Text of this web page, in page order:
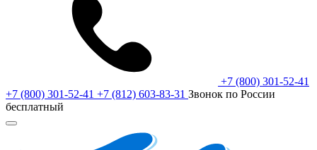
+7 (800) 301-52-41
+7 (800) 301-52-41 +7 (812) 603-83-31 Звонок по России
бесплатный